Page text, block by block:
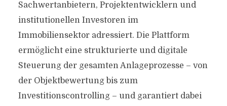
Sachwertanbietern, Projektentwicklern und
institutionellen Investoren im
Immobiliensektor adressiert. Die Plattform
ermöglicht eine strukturierte und digitale
Steuerung der gesamten Anlageprozesse – von
der Objektbewertung bis zum
Investitionscontrolling – und garantiert dabei